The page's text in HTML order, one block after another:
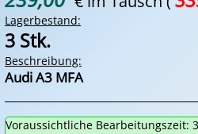
Lagerbestand:
3 Stk.
Beschreibung:
Audi A3 MFA
Voraussichtliche Bearbeitungszeit: 3